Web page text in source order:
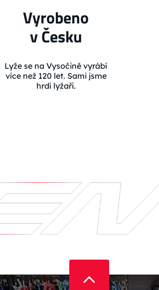
Vyrobeno
v Česku
Lyže se na Vysočině vyrábí
více než 120 let. Sami jsme
hrdí lyžaři.